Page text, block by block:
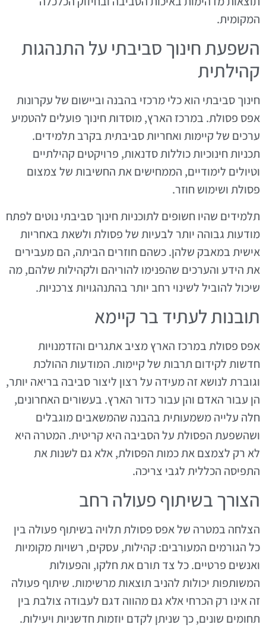
המקומית.
השפעת חינוך סביבתי על התנהגות
קהילתית
חינוך סביבתי הוא כלי מרכזי בהבנה וביישום של עקרונות
אפס פסולת. במרכז הארץ, מוסדות חינוך פועלים להטמיע
ערכים של קיימות ואחריות סביבתית בקרב תלמידים.
תכניות חינוכיות כוללות סדנאות, פרויקטים קהילתיים
וטיולים לימודיים, הממחישים את החשיבות של צמצום
פסולת ושימוש חוזר.
תלמידים שהיו חשופים לתוכניות חינוך סביבתי נוטים לפתח
מודעות גבוהה יותר לבעיות של פסולת ולשאת באחריות
אישית במאבק שלהן. כשהם חוזרים הביתה, הם מעבירים
את הידע והערכים שהפנימו להוריהם ולקהילות שלהם, מה
שיכול להוביל לשינוי רחב יותר בהתנהגויות צרכניות.
תובנות לעתיד בר קיימא
אפס פסולת במרכז הארץ מציב אתגרים והזדמנויות
חדשות לקידום תרבות של קיימות. המודעות ההולכת
וגוברת לנושא זה מעידה על רצון ליצור סביבה בריאה יותר,
הן עבור האדם והן עבור כדור הארץ. בעשורים האחרונים,
חלה עלייה משמעותית בהבנה שהמשאבים מוגבלים
ושהשפעת הפסולת על הסביבה היא קריטית. המטרה היא
לא רק לצמצם את כמות הפסולת, אלא גם לשנות את
התפיסה הכללית לגבי צריכה.
הצורך בשיתוף פעולה רחב
הצלחה במטרה של אפס פסולת תלויה בשיתוף פעולה בין
כל הגורמים המעורבים: קהילות, עסקים, רשויות מקומיות
ואנשים פרטיים. כל צד תורם את חלקו, והפעולות
המשותפות יכולות להניב תוצאות מרשימות. שיתוף פעולה
זה אינו רק הכרחי אלא גם מהווה דגם לעבודה צולבת בין
תחומים שונים, כך שניתן לקדם יוזמות חדשניות ויעילות.